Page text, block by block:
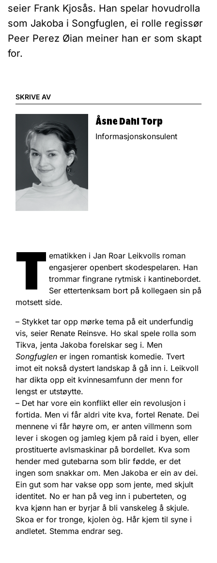
seier Frank Kjosås. Han spelar hovudrolla
som Jakoba i Songfuglen, ei rolle regissør
Peer Perez Øian meiner han er som skapt
for.
SKRIVE AV
Åsne Dahl Torp
Informasjonskonsulent
T ematikken i Jan Roar Leikvolls roman
engasjerer openbert skodespelaren. Han
trommar fingrane rytmisk i kantinebordet.
Ser ettertenksam bort på kollegaen sin på
motsett side.
– Stykket tar opp mørke tema på eit underfundig
vis, seier Renate Reinsve. Ho skal spele rolla som
Tikva, jenta Jakoba forelskar seg i. Men
Songfuglen er ingen romantisk komedie. Tvert
imot eit nokså dystert landskap å gå inn i. Leikvoll
har dikta opp eit kvinnesamfunn der menn for
lengst er utstøytte.
– Det har vore ein konflikt eller ein revolusjon i
fortida. Men vi får aldri vite kva, fortel Renate. Dei
mennene vi får høyre om, er anten villmenn som
lever i skogen og jamleg kjem på raid i byen, eller
prostituerte avlsmaskinar på bordellet. Kva som
hender med gutebarna som blir fødde, er det
ingen som snakkar om. Men Jakoba er ein av dei.
Ein gut som har vakse opp som jente, med skjult
identitet. No er han på veg inn i puberteten, og
kva kjønn han er byrjar å bli vanskeleg å skjule.
Skoa er for tronge, kjolen òg. Hår kjem til syne i
andletet. Stemma endrar seg.